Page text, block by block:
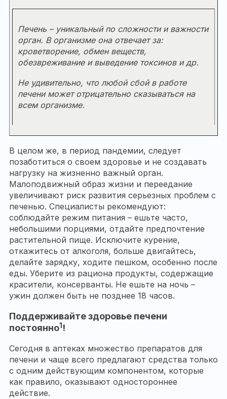
Печень – уникальный по сложности и важности
орган. В организме она отвечает за:
кроветворение, обмен веществ,
обезвреживание и выведение токсинов и др.
Не удивительно, что любой сбой в работе
печени может отрицательно сказываться на
всем организме.
В целом же, в период пандемии, следует
позаботиться о своем здоровье и не создавать
нагрузку на жизненно важный орган.
Малоподвижный образ жизни и переедание
увеличивают риск развития серьезных проблем с
печенью. Специалисты рекомендуют:
соблюдайте режим питания – ешьте часто,
небольшими порциями, отдайте предпочтение
растительной пище. Исключите курение,
откажитесь от алкоголя, больше двигайтесь,
делайте зарядку, ходите пешком, особенно после
еды. Уберите из рациона продукты, содержащие
красители, консерванты. Не ешьте на ночь –
ужин должен быть не позднее 18 часов.
Поддерживайте здоровье печени
постоянно1!
Сегодня в аптеках множество препаратов для
печени и чаще всего предлагают средства только
с одним действующим компонентом, которые
как правило, оказывают одностороннее
действие.